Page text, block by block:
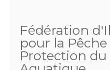
Fédération
pour la Pêche
Protection du